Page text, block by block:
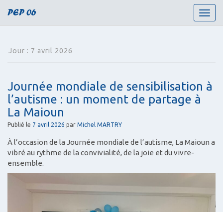
T
o
a
t
PEP 06
Jour : 7 avril 2026
Journée mondiale de sensibilisation à
l’autisme : un moment de partage à
La Maioun
Publié le 7 avril 2026 par Michel MARTRY
À l’occasion de la Journée mondiale de l’autisme, La Maioun a
vibré au rythme de la convivialité, de la joie et du vivre-
ensemble.